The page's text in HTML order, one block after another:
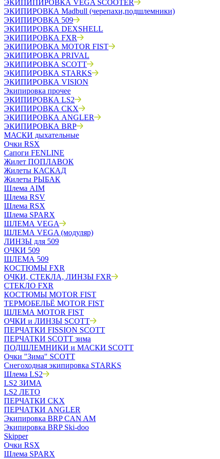
ЭКИПИПИРОВКА VEGA SCOOTER
ЭКИПИРОВКА Madbull (черепахи,подшлемники)
ЭКИПИРОВКА 509
ЭКИПИРОВКА DEXSHELL
ЭКИПИРОВКА FXR
ЭКИПИРОВКА MOTOR FIST
ЭКИПИРОВКА PRIVAL
ЭКИПИРОВКА SCOTT
ЭКИПИРОВКА STARKS
ЭКИПИРОВКА VISION
Экипировка прочее
ЭКИПИРОВКА LS2
ЭКИПИРОВКА CKX
ЭКИПИРОВКА ANGLER
ЭКИПИРОВКА BRP
МАСКИ дыхательные
Очки RSX
Сапоги FENLINE
Жилет ПОПЛАВОК
Жилеты КАСКАД
Жилеты РЫБАК
Шлема AIM
Шлема RSV
Шлема RSX
Шлема SPARX
ШЛЕМА VEGA
ШЛЕМА VEGA (модуляр)
ЛИНЗЫ для 509
ОЧКИ 509
ШЛЕМА 509
КОСТЮМЫ FXR
ОЧКИ, СТЕКЛА, ЛИНЗЫ FXR
СТЕКЛО FXR
КОСТЮМЫ MOTOR FIST
ТЕРМОБЕЛЬЁ MOTOR FIST
ШЛЕМА MOTOR FIST
ОЧКИ и ЛИНЗЫ SCOTT
ПЕРЧАТКИ FISSION SCOTT
ПЕРЧАТКИ SCOTT зима
ПОДШЛЕМНИКИ и МАСКИ SCOTT
Очки "Зима" SCOTT
Снегоходная экипировка STARKS
Шлема LS2
LS2 ЗИМА
LS2 ЛЕТО
ПЕРЧАТКИ CKX
ПЕРЧАТКИ ANGLER
Экипировка BRP CAN AM
Экипировка BRP Ski-doo
Skipper
Очки RSX
Шлема SPARX